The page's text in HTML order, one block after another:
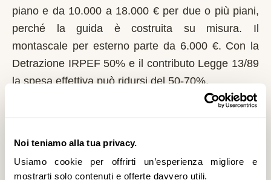
Noi teniamo alla tua privacy.
Usiamo cookie per offrirti un’esperienza migliore e
mostrarti solo contenuti e offerte davvero utili.
piano e da 10.000 a 18.000 € per due o più piani,
perché la guida è costruita su misura. Il
montascale per esterno parte da 6.000 €. Con la
Detrazione IRPEF 50% e il contributo Legge 13/89
la spesa effettiva può ridursi del 50-70%.
13/89 con L.R. 6/1989. Domanda al Comune entro